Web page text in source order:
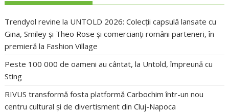
Trendyol revine la UNTOLD 2026: Colecții capsulă lansate cu
Gina, Smiley și Theo Rose și comercianți români parteneri, în
premieră la Fashion Village
Peste 100 000 de oameni au cântat, la Untold, împreună cu
Sting
RIVUS transformă fosta platformă Carbochim într-un nou
centru cultural și de divertisment din Cluj-Napoca